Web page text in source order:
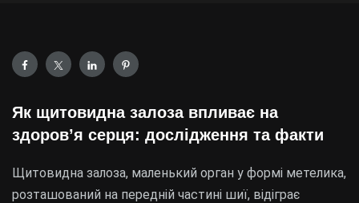
Як щитовидна залоза впливає на
здоров’я серця: дослідження та факти
Щитовидна залоза, маленький орган у формі метелика,
розташований на передній частині шиї, відіграє